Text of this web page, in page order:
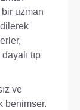
bir uzman
tıp
ve
benimser.